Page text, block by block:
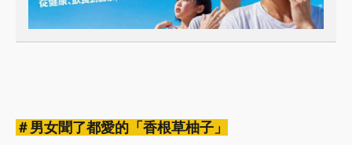
＃男女聞了都愛的「香根草柚子」